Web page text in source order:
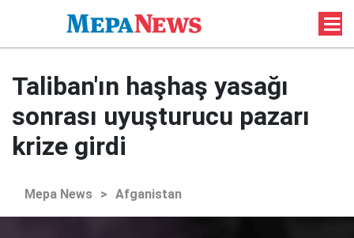
Taliban'ın haşhaş yasağı
sonrası uyuşturucu pazarı
krize girdi
Mepa News > Afganistan